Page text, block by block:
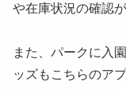
や在庫状況の確認が
また、パークに入
ッズもこちらのア